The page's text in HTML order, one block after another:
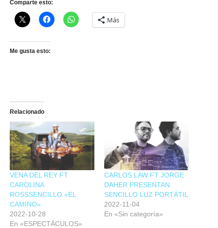
Comparte esto:
Más
Me gusta esto:
Relacionado
VENA DEL REY FT
CAROLINA
ROSSSENCILLO «EL
CAMINO»
2022-10-28
En «ESPECTÁCULOS»
CARLOS LAW FT JORGE
DAHER PRESENTAN
SENCILLO LUZ PORTÁTIL
2022-11-04
En «Sin categoría»